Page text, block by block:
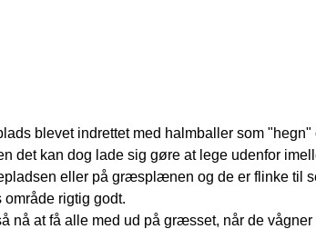
blevet indrettet med halmballer som
det kan dog lade sig gøre at lege udenfor
eller på græsplænen og de er flinke til
rigtig godt.
nå at få alle med ud på græsset, når de vågner